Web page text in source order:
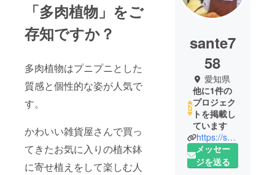
「多肉植物」をご
存知ですか？
多肉植物はプニプニとした
質感と個性的な姿が人気で
す。
かわいい雑貨屋さんで買っ
てきたお気に入りの植木鉢
に寄せ植えをして楽しむ人
sante7
58
愛知県
他に1件の
プロジェク
トを掲載し
ています
https://sante758.com
メッセー
ジを送る